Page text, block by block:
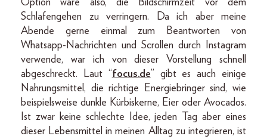
Option wäre also, die Bildschirmzeit vor dem
Schlafengehen zu verringern. Da ich aber meine
Abende gerne einmal zum Beantworten von
Whatsapp-Nachrichten und Scrollen durch Instagram
verwende, war ich von dieser Vorstellung schnell
abgeschreckt. Laut “focus.de” gibt es auch einige
Nahrungsmittel, die richtige Energiebringer sind, wie
beispielsweise dunkle Kürbiskerne, Eier oder Avocados.
Ist zwar keine schlechte Idee, jeden Tag aber eines
dieser Lebensmittel in meinen Alltag zu integrieren, ist